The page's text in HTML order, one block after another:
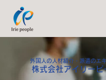
外国人の人材紹介・派遣のエ
株式会社アイリーピ